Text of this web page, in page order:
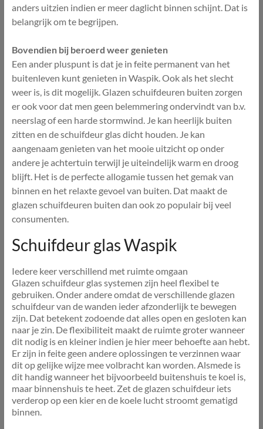
anders uitzien indien er meer daglicht binnen schijnt. Dat is
belangrijk om te begrijpen.
Bovendien bij beroerd weer genieten
Een ander pluspunt is dat je in feite permanent van het
buitenleven kunt genieten in Waspik. Ook als het slecht
weer is, is dit mogelijk. Glazen schuifdeuren buiten zorgen
er ook voor dat men geen belemmering ondervindt van b.v.
neerslag of een harde stormwind. Je kan heerlijk buiten
zitten en de schuifdeur glas dicht houden. Je kan
aangenaam genieten van het mooie uitzicht op onder
andere je achtertuin terwijl je uiteindelijk warm en droog
blijft. Het is de perfecte allogamie tussen het gemak van
binnen en het relaxte gevoel van buiten. Dat maakt de
glazen schuifdeuren buiten dan ook zo populair bij veel
consumenten.
Schuifdeur glas Waspik
Iedere keer verschillend met ruimte omgaan
Glazen schuifdeur glas systemen zijn heel flexibel te
gebruiken. Onder andere omdat de verschillende glazen
schuifdeur van de wanden ieder afzonderlijk te bewegen
zijn. Dat betekent zodoende dat alles open en gesloten kan
naar je zin. De flexibiliteit maakt de ruimte groter wanneer
dit nodig is en kleiner indien je hier meer behoefte aan hebt.
Er zijn in feite geen andere oplossingen te verzinnen waar
dit op gelijke wijze mee volbracht kan worden. Alsmede is
dit handig wanneer het bijvoorbeeld buitenshuis te koel is,
maar binnenshuis te heet. Zet de glazen schuifdeur iets
verderop op een kier en de koele lucht stroomt gematigd
binnen.